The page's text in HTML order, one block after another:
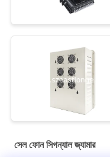
সেল ফোন সিগন্যাল জ্যামার